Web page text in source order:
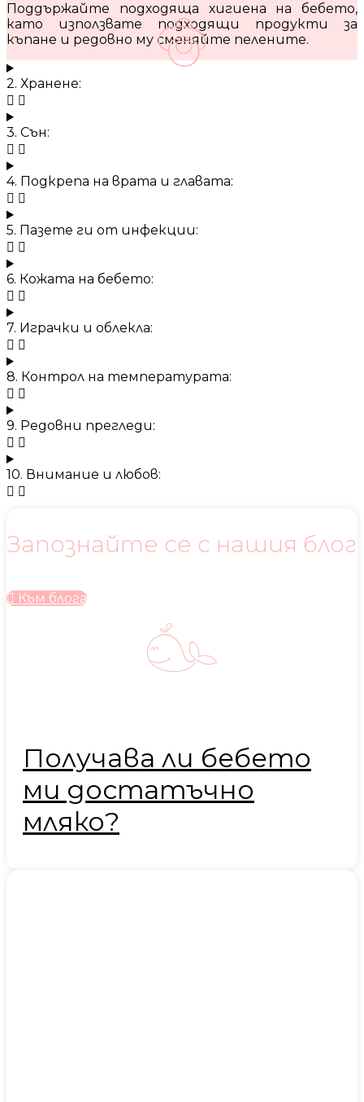
Поддържайте подходяща хигиена на бебето,
като използвате подходящи продукти за
къпане и редовно му сменяйте пелените.
2. Хранене:
3. Сън:
4. Подкрепа на врата и главата:
5. Пазете ги от инфекции:
6. Кожата на бебето:
7. Играчки и облекла:
8. Контрол на температурата:
9. Редовни прегледи:
10. Внимание и любов:
Запознайте се с нашия блог
Към блога
Получава ли бебето
ми достатъчно
мляко?